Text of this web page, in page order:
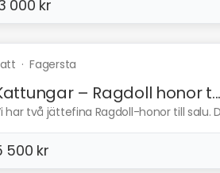
000 kr
·Fagersta
– Ragdoll honor t...
har två jättefina Ragdoll-honor till salu.
500 kr